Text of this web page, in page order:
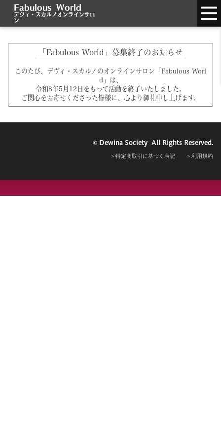
Fabulous World
デヴィ・スカルノオンラインサロ
ン
「Fabulous World」募集終了のお知らせ
このたび、デヴィ・スカルノのオンラインサロン「Fabulous Worl
d」は、
令和8年5月12日をもって活動を終了いたしました。
ご関心をお寄せくださった皆様に、心より御礼申し上げます。
© Dewina Society All Rights Reserved.
＞ 特定商取引に基づく表記 ＞ 利用規約